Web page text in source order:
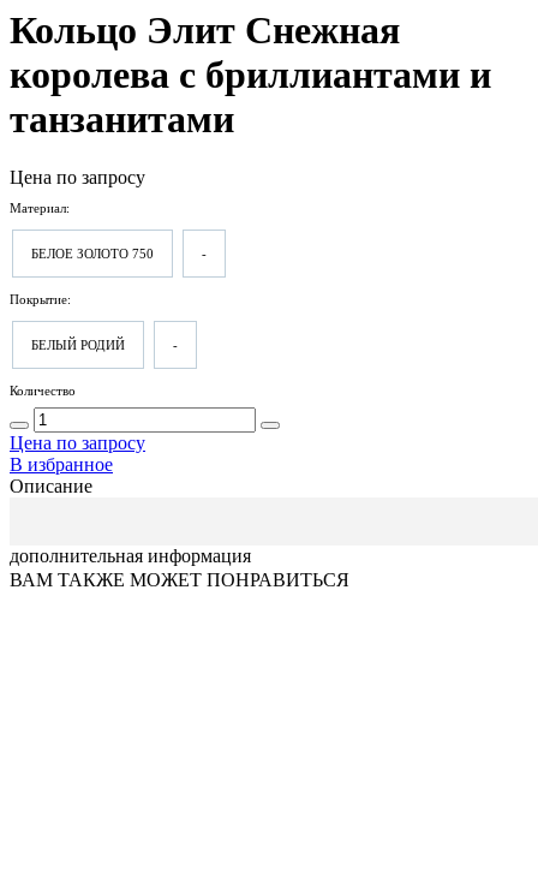
Кольцо Элит Снежная
королева с бриллиантами и
танзанитами
Цена по запросу
Материал:
БЕЛОЕ ЗОЛОТО 750 -
Покрытие:
БЕЛЫЙ РОДИЙ -
Количество
Цена по запросу
В избранное
Описание
дополнительная информация
ВАМ ТАКЖЕ МОЖЕТ ПОНРАВИТЬСЯ